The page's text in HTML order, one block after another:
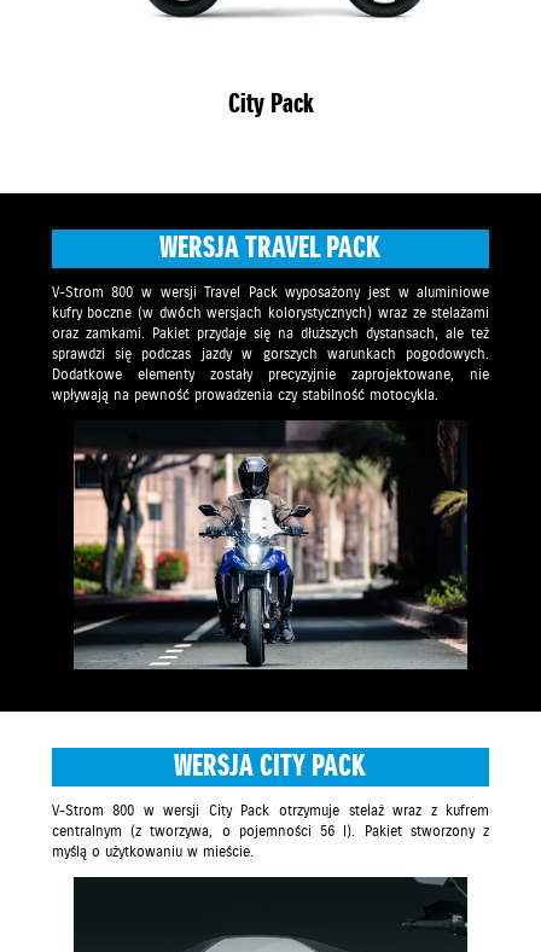
City Pack
WERSJA TRAVEL PACK
V-Strom 800 w wersji Travel Pack wyposażony jest w aluminiowe
kufry boczne (w dwóch wersjach kolorystycznych) wraz ze stelażami
oraz zamkami. Pakiet przydaje się na dłuższych dystansach, ale też
sprawdzi się podczas jazdy w gorszych warunkach pogodowych.
Dodatkowe elementy zostały precyzyjnie zaprojektowane, nie
wpływają na pewność prowadzenia czy stabilność motocykla.
WERSJA CITY PACK
V-Strom 800 w wersji City Pack otrzymuje stelaż wraz z kufrem
centralnym (z tworzywa, o pojemności 56 l). Pakiet stworzony z
myślą o użytkowaniu w mieście.